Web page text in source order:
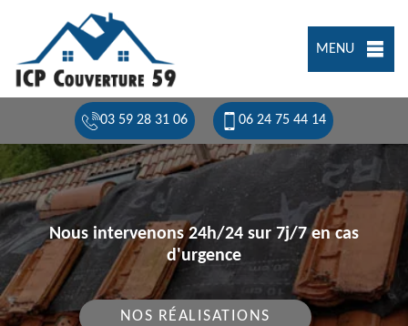
MENU
03 59 28 31 06 06 24 75 44 14
Nous intervenons 24h/24 sur 7j/7 en cas
d'urgence
NOS RÉALISATIONS